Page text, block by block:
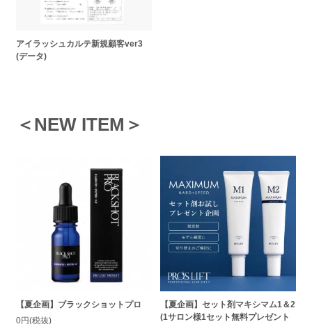
アイラッシュカルテ新規顧客ver3
(データ)
＜NEW ITEM＞
【夏企画】ブラックショットプロ
0円(税抜)
【夏企画】セット剤マキシマム1＆2
(1サロン様1セット無料プレゼント